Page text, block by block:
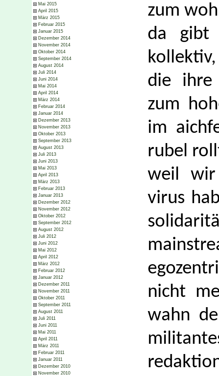
Mai 2015
April 2015
März 2015
Februar 2015
Januar 2015
Dezember 2014
November 2014
Oktober 2014
September 2014
August 2014
Juli 2014
Juni 2014
Mai 2014
April 2014
März 2014
Februar 2014
Januar 2014
Dezember 2013
November 2013
Oktober 2013
September 2013
August 2013
Juli 2013
Juni 2013
Mai 2013
April 2013
März 2013
Februar 2013
Januar 2013
Dezember 2012
November 2012
Oktober 2012
September 2012
August 2012
Juli 2012
Juni 2012
Mai 2012
April 2012
März 2012
Februar 2012
Januar 2012
Dezember 2011
November 2011
Oktober 2011
September 2011
August 2011
Juli 2011
Juni 2011
Mai 2011
April 2011
März 2011
Februar 2011
Januar 2011
Dezember 2010
November 2010
zum
da gibt
die ihre
zum
im
rubel
weil wir
virus
nicht
wahn